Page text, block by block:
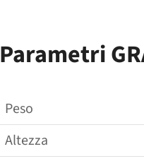
Parametri
Peso
Altezza